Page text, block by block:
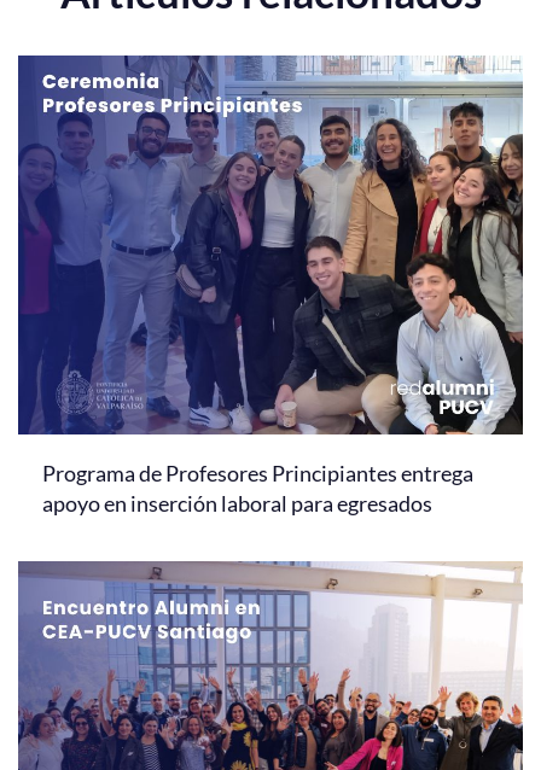
Programa de Profesores Principiantes entrega
apoyo en inserción laboral para egresados